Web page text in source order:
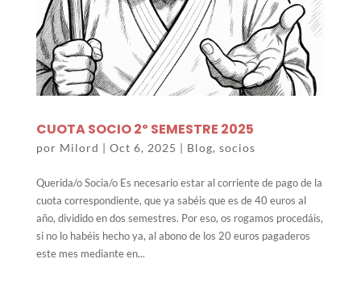
CUOTA SOCIO 2º SEMESTRE 2025
por Milord | Oct 6, 2025 | Blog, socios
Querida/o Socia/o Es necesario estar al corriente de pago de la
cuota correspondiente, que ya sabéis que es de 40 euros al
año, dividido en dos semestres. Por eso, os rogamos procedáis,
si no lo habéis hecho ya, al abono de los 20 euros pagaderos
este mes mediante en...